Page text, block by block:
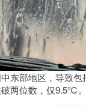
东部地区，导致
两位数，仅9.5℃。